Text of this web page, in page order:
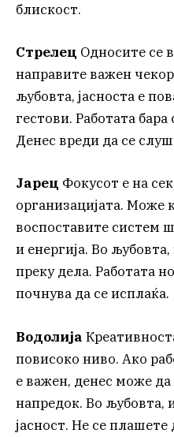
блискост.
Стрелец Односите се
направите важен
љубовта, јасноста е
гестови. Работата
Денес вреди да се
Јарец Фокусот е на
организацијата. Може
воспоставите систем
и енергија. Во
преку дела. Работата
почнува да се исплаќа.
Водолија
повисоко ниво. Ако
е важен, денес може
напредок. Во љубовта,
јасност. Не се